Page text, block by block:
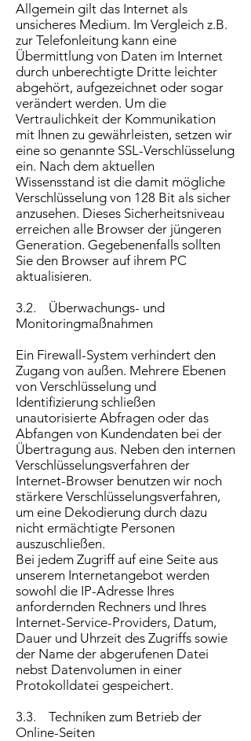
Allgemein gilt das Internet als
unsicheres Medium. Im Vergleich z.B.
zur Telefonleitung kann eine
Übermittlung von Daten im Internet
durch unberechtigte Dritte leichter
abgehört, aufgezeichnet oder sogar
verändert werden. Um die
Vertraulichkeit der Kommunikation
mit Ihnen zu gewährleisten, setzen wir
eine so genannte SSL-Verschlüsselung
ein. Nach dem aktuellen
Wissensstand ist die damit mögliche
Verschlüsselung von 128 Bit als sicher
anzusehen. Dieses Sicherheitsniveau
erreichen alle Browser der jüngeren
Generation. Gegebenenfalls sollten
Sie den Browser auf ihrem PC
aktualisieren.
3.2. Überwachungs- und
Monitoringmaßnahmen
Ein Firewall-System verhindert den
Zugang von außen. Mehrere Ebenen
von Verschlüsselung und
Identifizierung schließen
unautorisierte Abfragen oder das
Abfangen von Kundendaten bei der
Übertragung aus. Neben den internen
Verschlüsselungsverfahren der
Internet-Browser benutzen wir noch
stärkere Verschlüsselungsverfahren,
um eine Dekodierung durch dazu
nicht ermächtigte Personen
auszuschließen.
Bei jedem Zugriff auf eine Seite aus
unserem Internetangebot werden
sowohl die IP-Adresse Ihres
anfordernden Rechners und Ihres
Internet-Service-Providers, Datum,
Dauer und Uhrzeit des Zugriffs sowie
der Name der abgerufenen Datei
nebst Datenvolumen in einer
Protokolldatei gespeichert.
3.3. Techniken zum Betrieb der
Online-Seiten